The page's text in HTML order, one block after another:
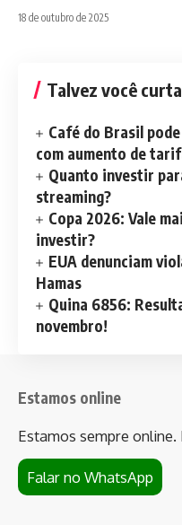
18 de outubro de 2025
Talvez você curta
Café do Brasil
com aumento de
Quanto investir
streaming?
Copa 2026: Vale
investir?
EUA denunciam
Hamas
Quina 6856:
novembro!
Estamos online
Estamos sempre online.
Falar no WhatsApp